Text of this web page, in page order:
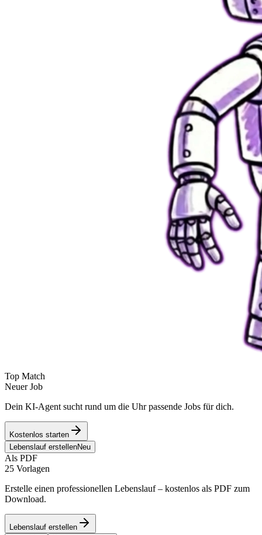
Top Match
Neuer Job
Dein KI-Agent sucht rund um die Uhr passende Jobs für dich.
Kostenlos starten
Lebenslauf erstellenNeu
Als PDF
25 Vorlagen
Erstelle einen professionellen Lebenslauf – kostenlos als PDF zum
Download.
Lebenslauf erstellen